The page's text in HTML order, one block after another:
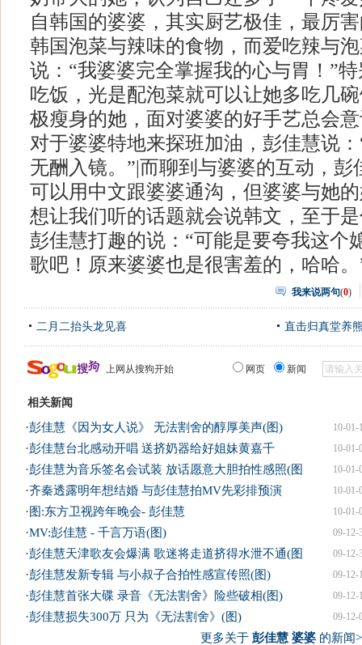
自韩国的婆婆，其实厨艺极佳，最厉
韩国泡菜与辣味的食物，而爱吃辣与
说：“我婆婆完全掌握我的心与胃！”
吃饭，光是配泡菜就可以让她多吃几
极瘦身的她，面对婆婆的好手艺总会
对于婆婆特地来探班加油，彭佳慧说
无酬入镜。”|而聊到与婆婆的互动，彭
可以用中文跟婆婆通沟，但婆婆与她
想让我们听的话题就会说韩文，至于
彭佳慧打趣的说：“可能是要夸我这个
歌吧！原来婆婆也是很害羞的，哈哈。
我来说两句(0)
二月二抬头龙见喜 直击归真堂养
上网从搜狗开始 网页 新闻
相关新闻
10-01-
·彭佳慧《因为女人说》 无法割舍的醇厚美声(图)
10-01-
·彭佳慧台北感动开唱 送挤奶器给好姐妹黄嘉千
10-01-
·彭佳慧为音乐签名会试装 放话愿意大胆拍性感照(图
10-01-
·齐秦透露明年想结婚 与彭佳慧拍MV先彩排预演
10-01-
· 图:东方卫视跨年晚会- 彭佳慧
09-12-
·MV:彭佳慧 - 千言万语(图)
09-12-
·彭佳慧天津歌友会爆满 歌迷将走道挤得水泄不通(图
09-12-
·彭佳慧发新专辑 与小叔子合拍性感宣传照(图)
09-12-
·彭佳慧首张大碟 录音《无法割舍》险些破相(图)
09-12-
·彭佳慧损失300万 只为《无法割舍》(图)
更多关于 彭佳慧 婆婆的新闻